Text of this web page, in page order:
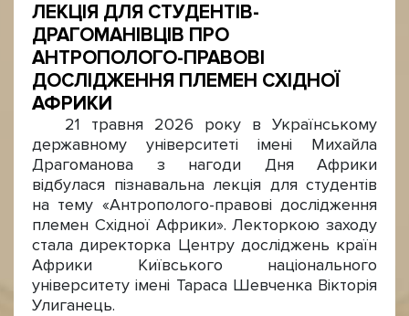
ЛЕКЦІЯ ДЛЯ СТУДЕНТІВ-
ДРАГОМАНІВЦІВ ПРО
АНТРОПОЛОГО-ПРАВОВІ
ДОСЛІДЖЕННЯ ПЛЕМЕН СХІДНОЇ
АФРИКИ
21 травня 2026 року в Українському
державному університеті імені Михайла
Драгоманова з нагоди Дня Африки
відбулася пізнавальна лекція для студентів
на тему «Антрополого-правові дослідження
племен Східної Африки». Лекторкою заходу
стала директорка Центру досліджень країн
Африки Київського національного
університету імені Тараса Шевченка Вікторія
Улиганець.